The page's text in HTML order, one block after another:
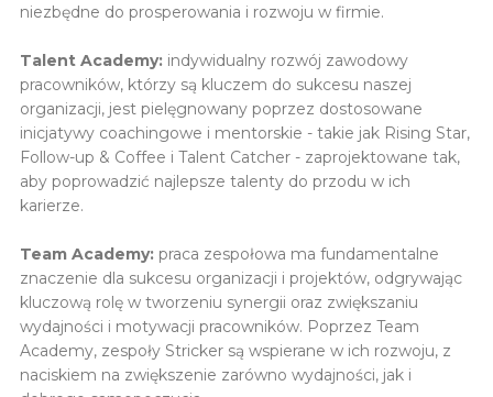
niezbędne do prosperowania i rozwoju w firmie.
Talent Academy: indywidualny rozwój zawodowy
pracowników, którzy są kluczem do sukcesu naszej
organizacji, jest pielęgnowany poprzez dostosowane
inicjatywy coachingowe i mentorskie - takie jak Rising Star,
Follow-up & Coffee i Talent Catcher - zaprojektowane tak,
aby poprowadzić najlepsze talenty do przodu w ich
karierze.
Team Academy:praca zespołowa ma fundamentalne
znaczenie dla sukcesu organizacji i projektów, odgrywając
kluczową rolę w tworzeniu synergii oraz zwiększaniu
wydajności i motywacji pracowników. Poprzez Team
Academy, zespoły Stricker są wspierane w ich rozwoju, z
naciskiem na zwiększenie zarówno wydajności, jak i